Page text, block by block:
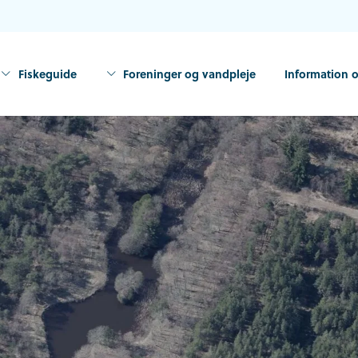
Fiskeguide Foreninger og vandpleje Information